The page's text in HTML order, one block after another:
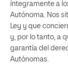
íntegramente a
Autónoma. Nos
Ley y que
y, por lo tanto, a
garantía del
Autónomas.